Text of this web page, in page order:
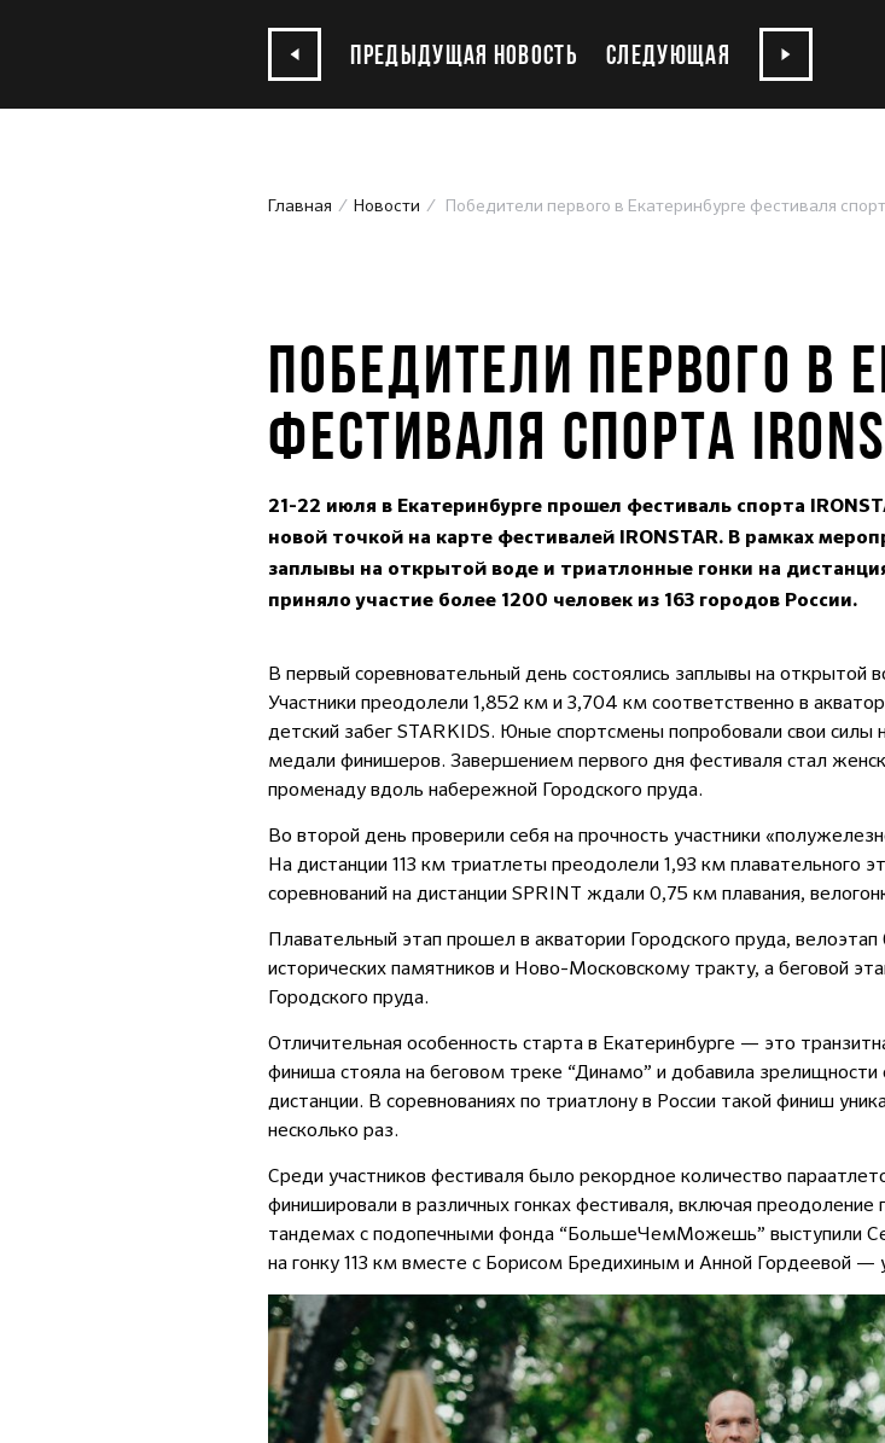
ПРЕДЫДУЩАЯ НОВОСТЬ СЛЕДУЮЩАЯ
Главная Новости Победители первого в Екатеринбурге фестиваля
ПОБЕДИТЕЛИ ПЕРВОГО В
ФЕСТИВАЛЯ СПОРТА
21-22 июля в Екатеринбурге прошел фестиваль спорта
новой точкой на карте фестивалей IRONSTAR. В рамках
заплывы на открытой воде и триатлонные гонки на
приняло участие более 1200 человек из 163 городов России.
В первый соревновательный день состоялись заплывы на открытой
Участники преодолели 1,852 км и 3,704 км соответственно в
детский забег STARKIDS. Юные спортсмены попробовали свои
медали финишеров. Завершением первого дня фестиваля стал
променаду вдоль набережной Городского пруда.
Во второй день проверили себя на прочность участники
На дистанции 113 км триатлеты преодолели 1,93 км плавательного
соревнований на дистанции SPRINT ждали 0,75 км плавания,
Плавательный этап прошел в акватории Городского пруда,
исторических памятников и Ново-Московскому тракту, а беговой
Городского пруда.
Отличительная особенность старта в Екатеринбурге — это
финиша стояла на беговом треке “Динамо” и добавила
дистанции. В соревнованиях по триатлону в России такой финиш
несколько раз.
Среди участников фестиваля было рекордное количество
финишировали в различных гонках фестиваля, включая
тандемах с подопечными фонда “БольшеЧемМожешь” выступили
на гонку 113 км вместе с Борисом Бредихиным и Анной Гордеевой